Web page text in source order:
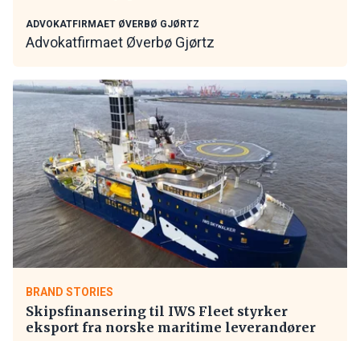
ADVOKATFIRMAET ØVERBØ GJØRTZ
Advokatfirmaet Øverbø Gjørtz
BRAND STORIES
Skipsfinansering til IWS Fleet styrker
eksport fra norske maritime leverandører